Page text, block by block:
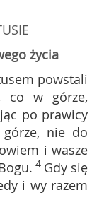
życia
powstali
co w górze,
po prawicy
nie do
i wasze
4 Gdy się
i wy razem